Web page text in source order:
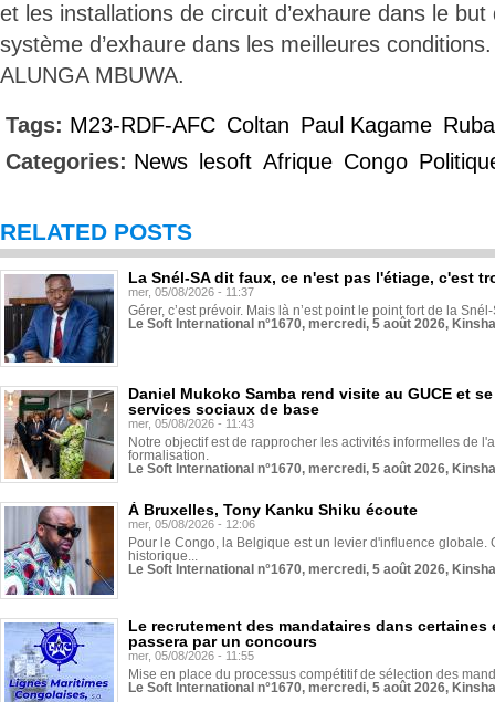
et les installations de circuit d’exhaure dans le
système d’exhaure dans les meilleures conditions.
ALUNGA MBUWA.
Tags: M23-RDF-AFC Coltan Paul Kagame
Categories: News lesoft Afrique Congo
RELATED POSTS
La Snél-SA dit faux, ce n'est pas l'étiage, c'est
mer, 05/08/2026 - 11:37
Gérer, c’est prévoir. Mais là n’est point le point fort de la
Le Soft International n°1670, mercredi, 5 août 2026,
Daniel Mukoko Samba rend visite au GUCE et
services sociaux de base
mer, 05/08/2026 - 11:43
Notre objectif est de rapprocher les activités informelles de
formalisation.
Le Soft International n°1670, mercredi, 5 août 2026,
À Bruxelles, Tony Kanku Shiku écoute
mer, 05/08/2026 - 12:06
Pour le Congo, la Belgique est un levier d'influence globale.
historique...
Le Soft International n°1670, mercredi, 5 août 2026,
Le recrutement des mandataires dans
passera par un concours
mer, 05/08/2026 - 11:55
Mise en place du processus compétitif de sélection des
Le Soft International n°1670, mercredi, 5 août 2026,